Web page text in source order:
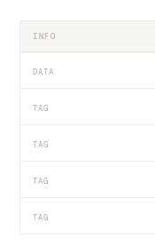
INFO
DATA
TAG
TAG
TAG
TAG